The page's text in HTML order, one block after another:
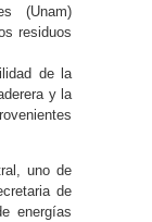
(Unam)
residuos
de la
y la
uno de
de
energías